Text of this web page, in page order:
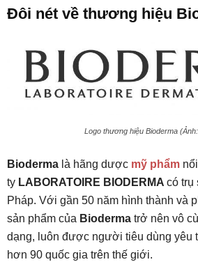
Đôi nét về thương hiệu
Logo thương hiệu Bioderma
Bioderma là hãng dược mỹ phẩm
ty LABORATOIRE BIODERMA có trụ
Pháp. Với gần 50 năm hình thành và
sản phẩm của Bioderma trở nên vô
dạng, luôn được người tiêu dùng yêu
hơn 90 quốc gia trên thế giới.